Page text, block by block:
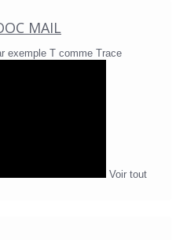
MAIL
exemple T comme Trace
Voir tout